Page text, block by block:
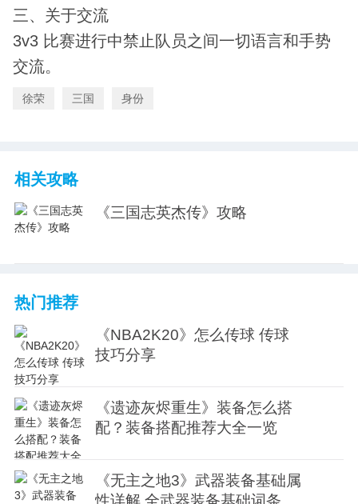
三、关于交流
3v3 比赛进行中禁止队员之间一切语言和手势
交流。
徐荣 三国 身份
相关攻略
《三国志英杰传》攻略
热门推荐
《NBA2K20》怎么传球 传球
技巧分享
《遗迹灰烬重生》装备怎么搭
配？装备搭配推荐大全一览
《无主之地3》武器装备基础属
性详解 全武器装备基础词条介